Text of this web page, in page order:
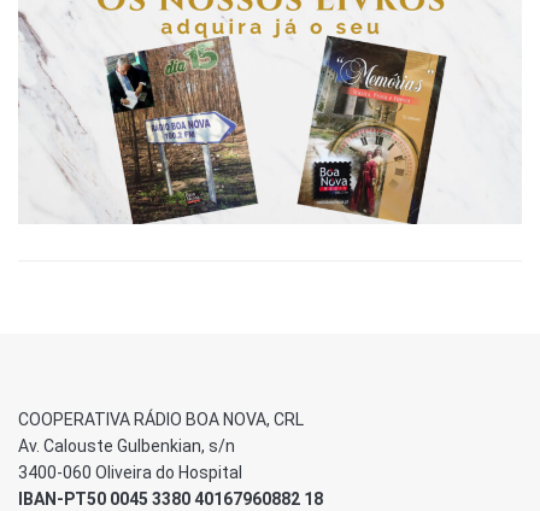
COOPERATIVA RÁDIO BOA NOVA, CRL
Av. Calouste Gulbenkian, s/n
3400-060 Oliveira do Hospital
IBAN-PT50 0045 3380 40167960882 18